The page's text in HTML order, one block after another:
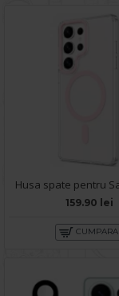
159.90 lei
CUMPARA